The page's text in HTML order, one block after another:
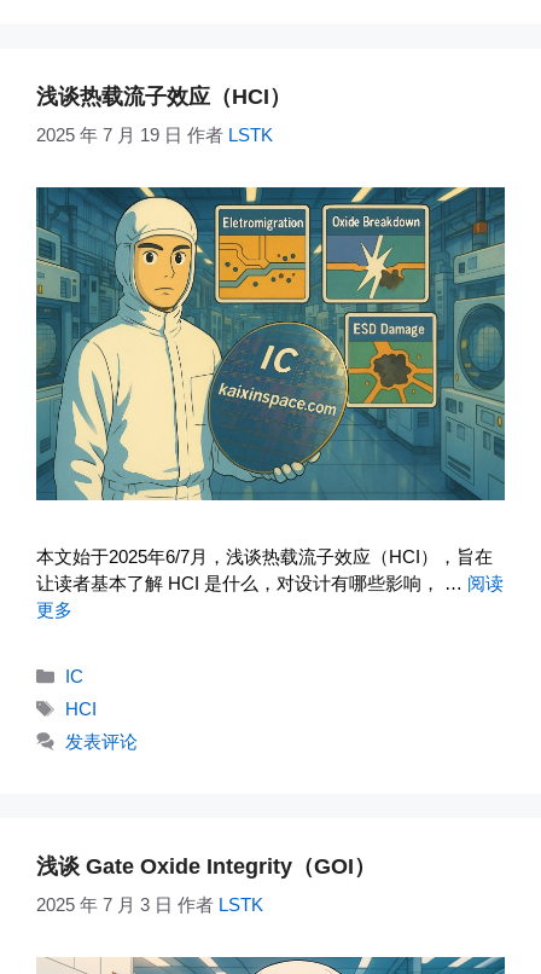
浅谈热载流子效应（HCI）
2025 年 7 月 19 日 作者 LSTK
本文始于2025年6/7月，浅谈热载流子效应（HCI），旨在
让读者基本了解 HCI 是什么，对设计有哪些影响， … 阅读
更多
分
类
IC
标
签
HCI
发表评论
浅谈 Gate Oxide Integrity（GOI）
2025 年 7 月 3 日 作者 LSTK